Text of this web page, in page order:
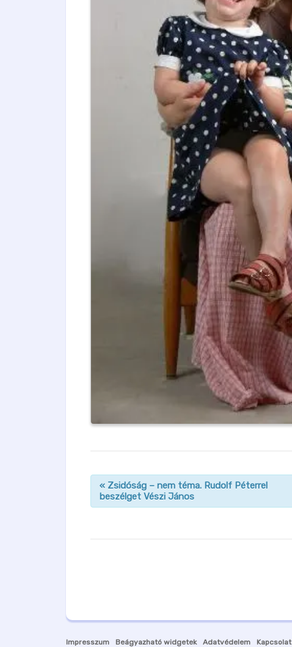
i
ó
« Zsidóság – nem téma. Rudolf Péterrel
beszélget Vészi János
Impresszum Beágyazható widgetek Adatvédelem Kapcsolat